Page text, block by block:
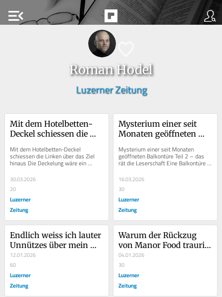
menu_open
Roman Hodel
Luzerner Zeitung
Mit dem Hotelbetten-
Deckel schiessen die
hinaus
Mit dem Hotelbetten-Deckel
schiessen die Linken über das Ziel
hinaus Die Deckelung wäre ein
unverhältnismässiger Eingriff in die
unternehmerische...
30.03.2026
20
Luzerner
Zeitung
Mysterium einer seit
Monaten geöffneten
rät die Leserschaft
Mysterium einer seit Monaten
geöffneten Balkontüre Teil 2 – das
rät die Leserschaft Eine Balkontüre
nichts...
16.03.2026
30
Luzerner
Zeitung
Endlich weiss ich lauter
Unnützes über mein
Einkaufsverhalten
12.01.2026
60
Luzerner
Zeitung
Warum der Rückzug
von Manor Food traurig,
aber keine
Überraschung ist
04.01.2026
30
Luzerner
Zeitung